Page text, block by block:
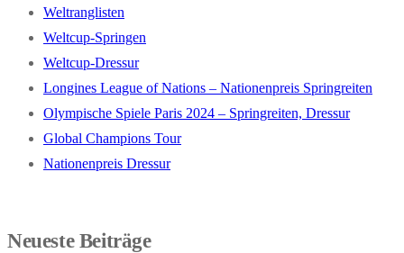
Weltranglisten
Weltcup-Springen
Weltcup-Dressur
Longines League of Nations – Nationenpreis Springreiten
Olympische Spiele Paris 2024 – Springreiten, Dressur
Global Champions Tour
Nationenpreis Dressur
Neueste Beiträge